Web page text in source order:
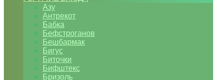
Азу
Антрекот
Бабка
Бефстроганов
Бешбармак
Бигус
Биточки
Бифштекс
Бризоль